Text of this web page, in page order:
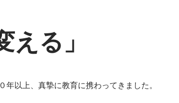
える」
年以上、真摯に教育に携わってきました。